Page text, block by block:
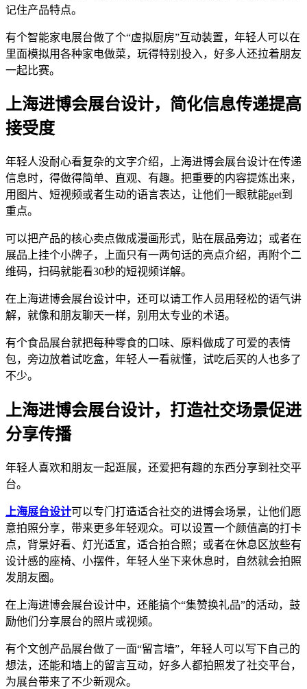
记住产品特点。
有个智能家电展台做了个“虚拟厨房”互动装置，年轻人可以在
里面模拟用各种家电做菜，玩得特别投入，好多人还拉着朋友
一起比赛。
上海进博会展台设计，简化信息传递提高
接受度
年轻人没耐心看复杂的文字介绍，上海进博会展台设计在传递
信息时，得做得简单、直观、有趣。把重要的内容提炼出来，
用图片、短视频或者生动的语言表达，让他们一眼就能get到
重点。
可以把产品的核心卖点做成漫画形式，贴在展品旁边；或者在
展品上挂个小牌子，上面只有一两句话的亮点介绍，再附个二
维码，扫码就能看30秒的短视频详解。
在上海进博会展台设计中，还可以请工作人员用轻松的语气讲
解，就像和朋友聊天一样，别用太专业的术语。
有个食品展台就把每种零食的口味、原料做成了可爱的表情
包，旁边放着试吃盒，年轻人一看就懂，试吃后买的人也多了
不少。
上海进博会展台设计，打造社交场景促进
分享传播
年轻人喜欢和朋友一起逛展，还爱把有趣的东西分享到社交平
台。
上海展台设计可以专门打造适合社交的进博会场景，让他们愿
意拍照分享，带来更多年轻观众。可以设置一个颜值高的打卡
点，背景好看、灯光适宜，适合拍合照；或者在休息区放些有
设计感的座椅、小摆件，年轻人坐下来休息时，自然就会拍照
发朋友圈。
在上海进博会展台设计中，还能搞个“集赞换礼品”的活动，鼓
励他们分享展台的照片或视频。
有个文创产品展台做了一面“留言墙”，年轻人可以写下自己的
想法，还能和墙上的留言互动，好多人都拍照发了社交平台，
为展台带来了不少新观众。